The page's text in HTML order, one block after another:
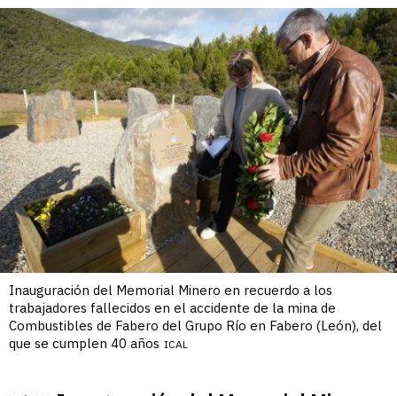
Inauguración del Memorial Minero en recuerdo a los
trabajadores fallecidos en el accidente de la mina de
Combustibles de Fabero del Grupo Río en Fabero (León), del
que se cumplen 40 años ICAL